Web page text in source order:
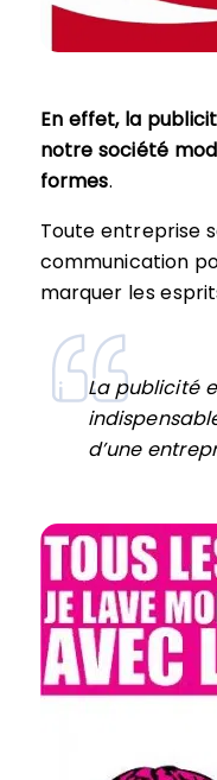
En effet, la
notre société
formes.
Toute entreprise
communication
marquer les
La publicité
d’une